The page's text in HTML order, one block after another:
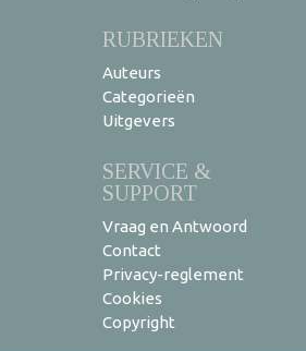
RUBRIEKEN
Auteurs
Categorieën
Uitgevers
SERVICE &
SUPPORT
Vraag en Antwoord
Contact
Privacy-reglement
Cookies
Copyright